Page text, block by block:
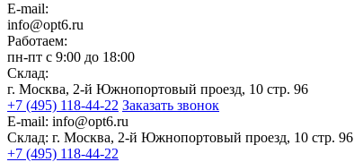
E-mail:
info@opt6.ru
Работаем:
пн-пт с 9:00 до 18:00
Склад:
г. Москва, 2-й Южнопортовый проезд, 10 стр. 96
+7 (495) 118-44-22 Заказать звонок
E-mail: info@opt6.ru
Склад: г. Москва, 2-й Южнопортовый проезд, 10 стр. 96
+7 (495) 118-44-22